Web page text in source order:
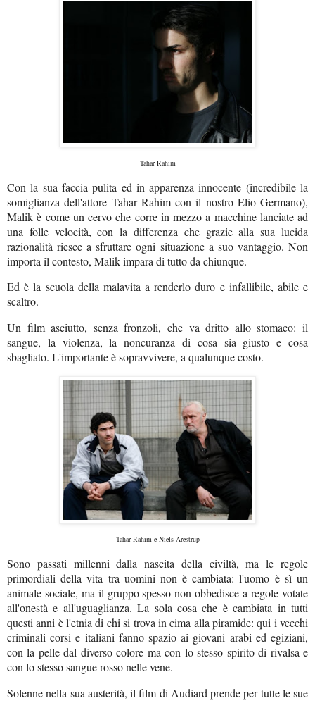
Tahar Rahim
Con la sua faccia pulita ed in apparenza innocente (incredibile la
somiglianza dell'attore Tahar Rahim con il nostro Elio Germano),
Malik è come un cervo che corre in mezzo a macchine lanciate ad
una folle velocità, con la differenza che grazie alla sua lucida
razionalità riesce a sfruttare ogni situazione a suo vantaggio. Non
importa il contesto, Malik impara di tutto da chiunque.
Ed è la scuola della malavita a renderlo duro e infallibile, abile e
scaltro.
Un film asciutto, senza fronzoli, che va dritto allo stomaco: il
sangue, la violenza, la noncuranza di cosa sia giusto e cosa
sbagliato. L'importante è sopravvivere, a qualunque costo.
Tahar Rahim e Niels Arestrup
Sono passati millenni dalla nascita della civiltà, ma le regole
primordiali della vita tra uomini non è cambiata: l'uomo è sì un
animale sociale, ma il gruppo spesso non obbedisce a regole votate
all'onestà e all'uguaglianza. La sola cosa che è cambiata in tutti
questi anni è l'etnia di chi si trova in cima alla piramide: qui i vecchi
criminali corsi e italiani fanno spazio ai giovani arabi ed egiziani,
con la pelle dal diverso colore ma con lo stesso spirito di rivalsa e
con lo stesso sangue rosso nelle vene.
Solenne nella sua austerità, il film di Audiard prende per tutte le sue